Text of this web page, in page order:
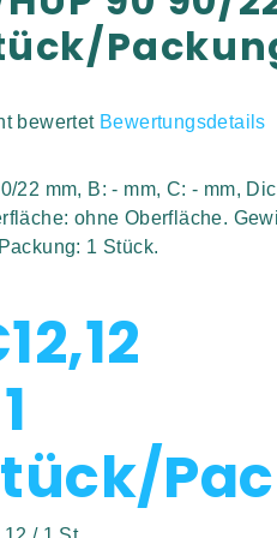
bewertet Bewertungsdetails
22 mm, B: - mm, C: - mm,
ohne Oberfläche.
1 Stück.